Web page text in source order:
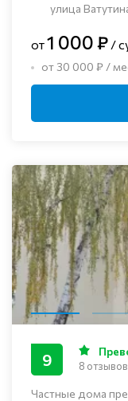
улица
от1 000 ₽ /
от 30 000 ₽ /
Частные дома
9 8 отзывов